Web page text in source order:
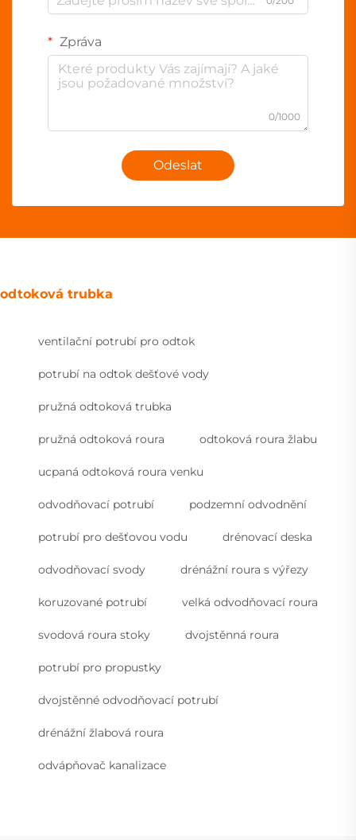
Zpráva
0/1000
Odeslat
odtoková trubka
ventilační potrubí pro odtok
potrubí na odtok dešťové vody
pružná odtoková trubka
pružná odtoková roura odtoková roura žlabu
ucpaná odtoková roura venku
odvodňovací potrubí podzemní odvodnění
potrubí pro dešťovou vodu drénovací deska
odvodňovací svody drénážní roura s výřezy
koruzované potrubí velká odvodňovací roura
svodová roura stoky dvojstěnná roura
potrubí pro propustky
dvojstěnné odvodňovací potrubí
drénážní žlabová roura
odvápňovač kanalizace